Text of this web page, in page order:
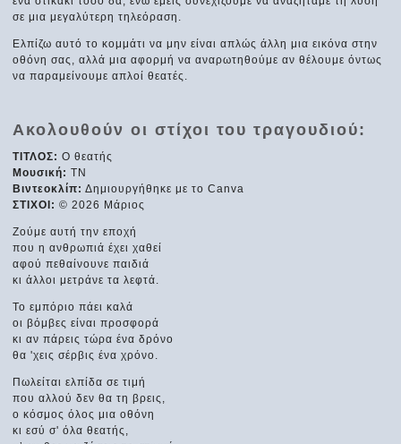
σε μια μεγαλύτερη τηλεόραση.
Ελπίζω αυτό το κομμάτι να μην είναι απλώς άλλη μια εικόνα στην
οθόνη σας, αλλά μια αφορμή να αναρωτηθούμε αν θέλουμε όντως
να παραμείνουμε απλοί θεατές.
Ακολουθούν οι στίχοι του τραγουδιού:
ΤΙΤΛΟΣ: Ο θεατής
Μουσική: ΤΝ
Βιντεοκλίπ: Δημιουργήθηκε με το Canva
ΣΤΙΧΟΙ: © 2026 Μάριος
Ζούμε αυτή την εποχή
που η ανθρωπιά έχει χαθεί
αφού πεθαίνουνε παιδιά
κι άλλοι μετράνε τα λεφτά.
Το εμπόριο πάει καλά
οι βόμβες είναι προσφορά
κι αν πάρεις τώρα ένα δρόνο
θα 'χεις σέρβις ένα χρόνο.
Πωλείται ελπίδα σε τιμή
που αλλού δεν θα τη βρεις,
ο κόσμος όλος μια οθόνη
κι εσύ σ' όλα θεατής,